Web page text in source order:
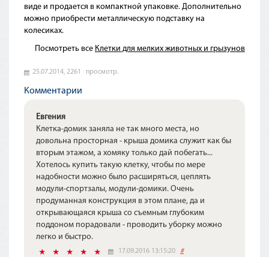
виде и продается в компактной упаковке. Дополнительно
можно приобрести металлическую подставку на
колесиках.
Посмотреть все Клетки для мелких животных и грызунов
25.07.2014, 2261 просмотр.
Комментарии
Евгения
Клетка-домик заняла не так много места, но
довольна просторная - крыша домика служит как бы
вторым этажом, а хомяку только дай побегать...
Хотелось купить такую клетку, чтобы по мере
надобности можно было расширяться, цеплять
модули-спортзалы, модули-домики. Очень
продуманная конструкция в этом плане, да и
открывающаяся крыша со съемным глубоким
поддоном порадовали - проводить уборку можно
легко и быстро.
17.09.2016 13:15:20 #